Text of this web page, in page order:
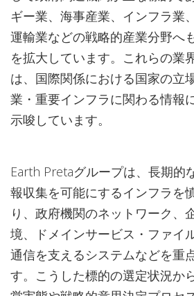
ギー業、海事産業、インフラ業
運輸業などの戦略的産業分野へ
を拡大しています。これらの業
は、国際関係における国家の立
業・重要インフラに関わる情報
示唆しています。
Earth Pretaグループは、長期的
報収集を可能にするインフラを
り、政府機関のネットワーク、
境、ドメインサービス・ファイ
通信を支えるシステムなどを重
す。こうした標的の選定状況か